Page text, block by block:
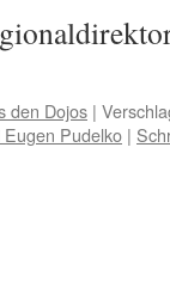
den Dojos |
Pudelko |